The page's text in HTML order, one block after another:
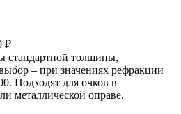
₽
стандартной толщины,
– при значениях рефракции
Подходят для очков в
металлической оправе.